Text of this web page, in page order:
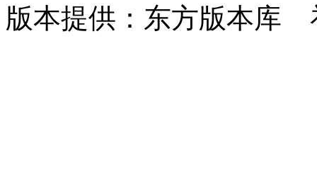
版本提供：东方版本库